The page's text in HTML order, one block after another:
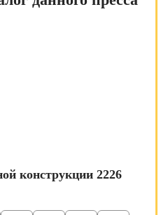
конструкции 2226